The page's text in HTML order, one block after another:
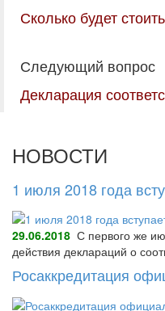
Сколько будет
Следующий вопрос
Декларация
НОВОСТИ
1 июля 2018 года
29.06.2018 С первого же
действия деклараций о
Росаккредитация